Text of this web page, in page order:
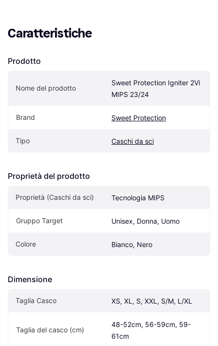
Caratteristiche
Prodotto
Nome del prodotto
Sweet Protection Igniter 2Vi
MIPS 23/24
Brand Sweet Protection
Tipo Caschi da sci
Proprietà del prodotto
Proprietà (Caschi da sci) Tecnologia MIPS
Gruppo Target Unisex, Donna, Uomo
Colore Bianco, Nero
Dimensione
Taglia Casco XS, XL, S, XXL, S/M, L/XL
Taglia del casco (cm)
48-52cm, 56-59cm, 59-
61cm